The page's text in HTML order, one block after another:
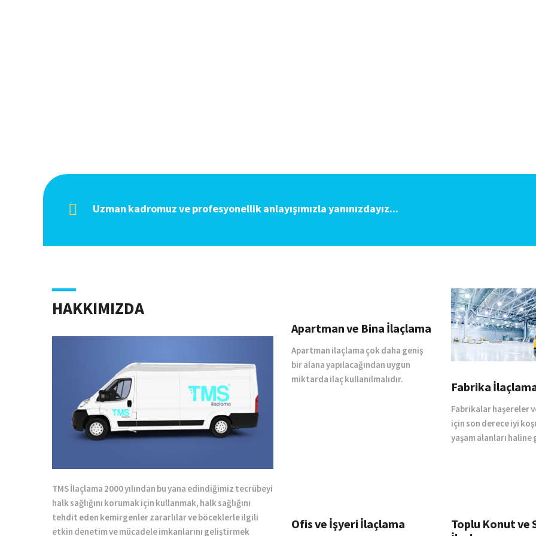
Uzman kadromuz ve profesyonellik anlayışımızla yanınızdayız...
HAKKIMIZDA
TMS İlaçlama 2000 yılından bu yana edindiğimiz tecrübeyi
halk sağlığını korumak için kullanmak, halk sağlığını
tehdit eden kemirgenler zararlılar ve böceklerle ilgili
etkin denetim ve mücadele imkanlarını geliştirmek
Apartman ve Bina İlaçlama
Apartman ilaçlama çok daha geniş
bir alana yapılacağından uygun
miktarda ilaç kullanılmalıdır.
Fabrika
Fabrikalar haşereler
için son derece iyi
yaşam alanları haline
Ofis ve İşyeri İlaçlama
Toplu Konut ve